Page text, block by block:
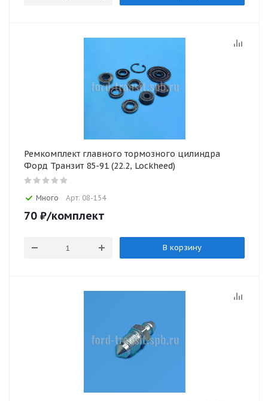
Ремкомплект главного тормозного цилиндра
Форд Транзит 85-91 (22.2, Lockheed)
Много Арт: 08-154
70 ₽/комплект
В корзину